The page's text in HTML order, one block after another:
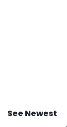
See Newest